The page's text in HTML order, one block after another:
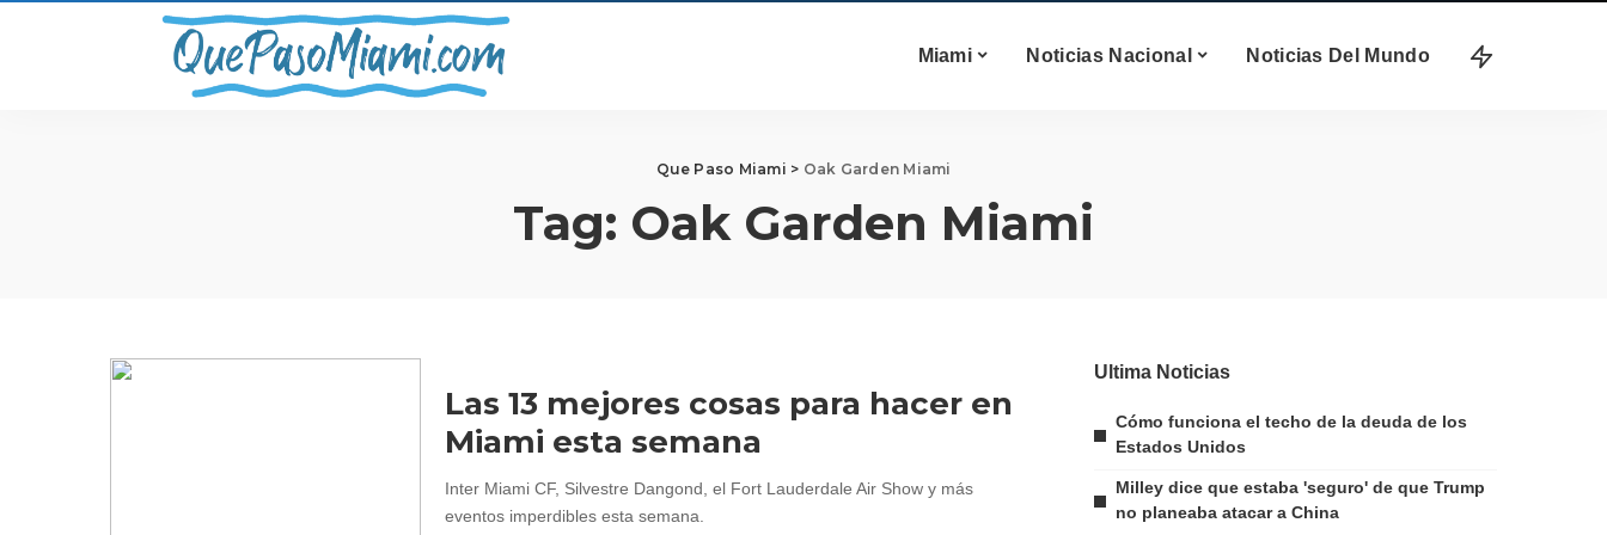
Miami Noticias Nacional Noticias Del Mundo
Que Paso Miami > Oak Garden Miami
Tag: Oak Garden Miami
Las 13 mejores cosas para hacer en
Miami esta semana
Inter Miami CF, Silvestre Dangond, el Fort Lauderdale Air Show y más
eventos imperdibles esta semana.
Ultima Noticias
Cómo funciona el techo de la deuda de los
Estados Unidos
Milley dice que estaba 'seguro' de que Trump
no planeaba atacar a China